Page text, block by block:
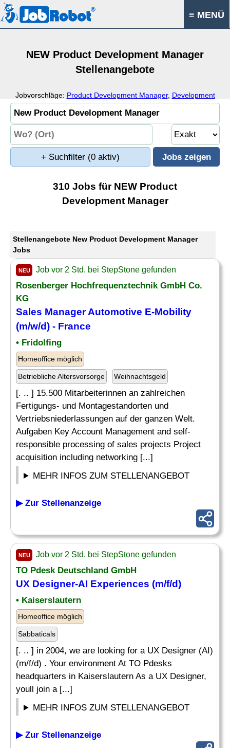
≡ MENÜ
NEW Product Development Manager
Stellenangebote
Jobvorschläge: Product Development Manager, Development
Manager,Innovation,Product Development
+ Suchfilter (0 aktiv)
310 Jobs für NEW Product
Development Manager
Stellenangebote New Product Development Manager
Jobs
NEU Job vor 2 Std. bei StepStone gefunden
Rosenberger Hochfrequenztechnik GmbH Co.
KG
Sales ManagerAutomotive E-Mobility
(m/w/d) - France
• Fridolfing
Homeoffice möglich
Betriebliche Altersvorsorge Weihnachtsgeld
[. .. ] 15.500 Mitarbeiterinnen an zahlreichen
Fertigungs- und Montagestandorten und
Vertriebsniederlassungen auf der ganzen Welt.
Aufgaben Key Account Management and self-
responsible processing of sales projects Project
acquisition including networking [...]
MEHR INFOS ZUM STELLENANGEBOT
▶ Zur Stellenanzeige
NEU Job vor 2 Std. bei StepStone gefunden
TO Pdesk Deutschland GmbH
UX Designer-AI Experiences (m/f/d)
• Kaiserslautern
Homeoffice möglich
Sabbaticals
[. .. ] in 2004, we are looking for a UX Designer (AI)
(m/f/d) . Your environment At TO Pdesks
headquarters in Kaiserslautern As a UX Designer,
youll join a [...]
MEHR INFOS ZUM STELLENANGEBOT
▶ Zur Stellenanzeige